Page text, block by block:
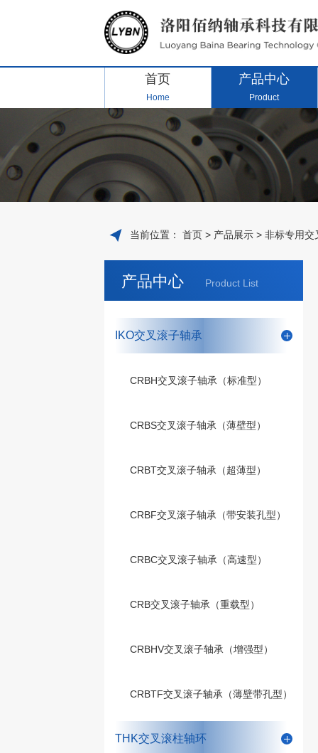
首页
Home
产品中心
Product
当前位置： 首页> 产品展示> 非标专用交
产品中心 Product List
IKO交叉滚子轴承
CRBH交叉滚子轴承（标准型）
CRBS交叉滚子轴承（薄壁型）
CRBT交叉滚子轴承（超薄型）
CRBF交叉滚子轴承（带安装孔型）
CRBC交叉滚子轴承（高速型）
CRB交叉滚子轴承（重载型）
CRBHV交叉滚子轴承（增强型）
CRBTF交叉滚子轴承（薄壁带孔型）
THK交叉滚柱轴环